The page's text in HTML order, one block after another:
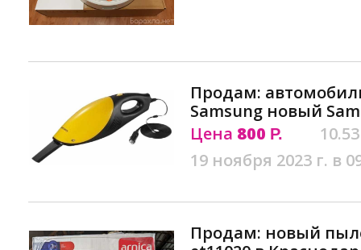
Продам:
Samsung новый
Цена 800 Р.
19 ноября 2023 г. в
Продам: новый